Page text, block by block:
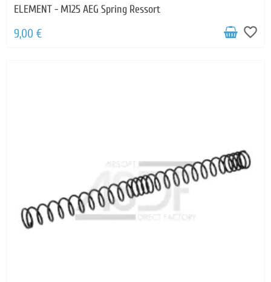
ELEMENT - M125 AEG Spring Ressort
9,00 € favorite_border